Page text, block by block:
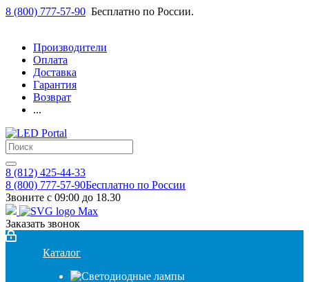
8 (800) 777-57-90 Бесплатно по России.
Производители
Оплата
Доставка
Гарантия
Возврат
...
8 (812) 425-44-33
8 (800) 777-57-90Бесплатно по России
Звоните с 09:00 до 18.30
Заказать звонок
Каталог